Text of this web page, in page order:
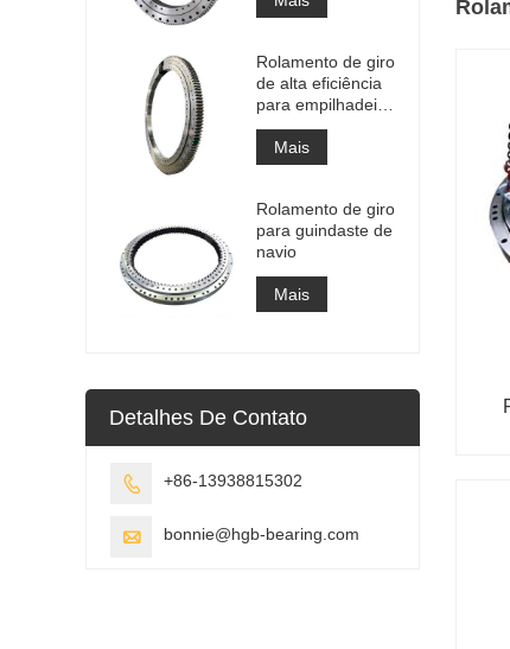
portuário
Rolamento de giro
de alta eficiência
para empilhadeira
recuperadora
Mais
Rolamento de giro
para guindaste de
navio
Mais
Detalhes De Contato
 +86-13938815302
 bonnie@hgb-bearing.com